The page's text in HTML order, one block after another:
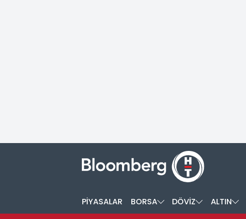
PİYASALAR BORSA DÖVİZ ALTIN